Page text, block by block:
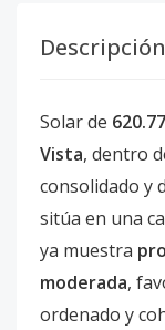
Descripción
Solar de
Vista, dentro
consolidado y
sitúa en una
ya muestra
moderada,
ordenado y